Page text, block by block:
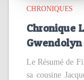
CHRONIQUES
Chronique
Le Résumé de
sa cousine